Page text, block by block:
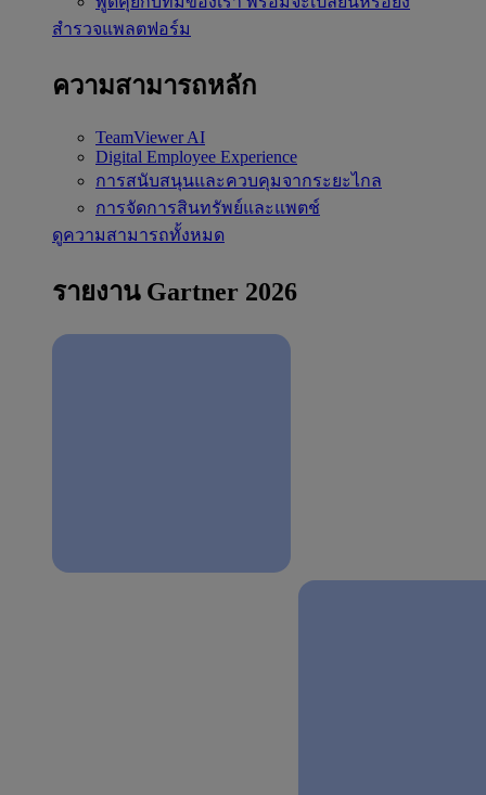
สำรวจแพลตฟอร์ม
ความสามารถหลัก
TeamViewer AI
Digital Employee Experience
การสนับสนุนและควบคุมจากระยะไกล
การจัดการสินทรัพย์และแพตช์
ดูความสามารถทั้งหมด
รายงาน Gartner 2026